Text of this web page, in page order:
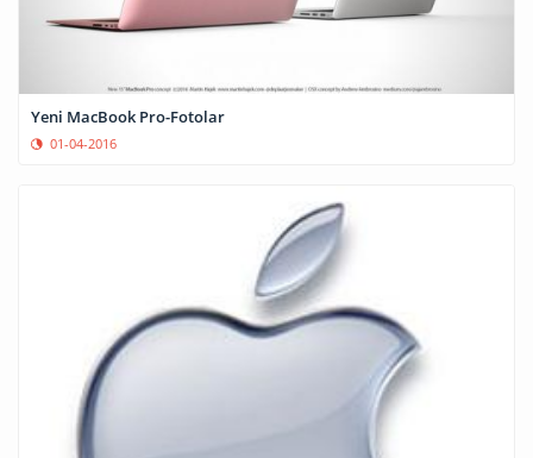
Yeni MacBook Pro-Fotolar
01-04-2016